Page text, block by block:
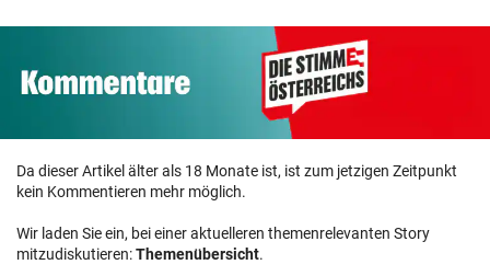
Da dieser Artikel älter als 18 Monate ist, ist zum jetzigen Zeitpunkt
kein Kommentieren mehr möglich.
Wir laden Sie ein, bei einer aktuelleren themenrelevanten Story
mitzudiskutieren:Themenübersicht.